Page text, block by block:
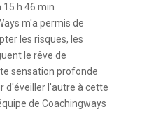
15 h 46 min
m'a permis de
les risques, les
le rêve de
sensation profonde
d'éveiller l'autre à cette
de Coachingways